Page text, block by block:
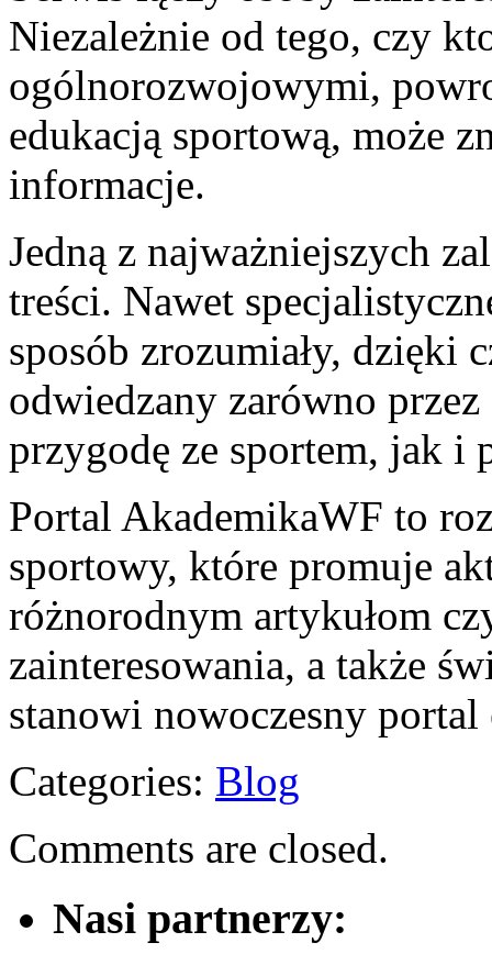
Niezależnie od tego, czy
ogólnorozwojowymi,
edukacją sportową, może
informacje.
Jedną z najważniejszych
treści. Nawet
sposób zrozumiały, dzięki
odwiedzany zarówno
przygodę ze sportem, jak i
Portal AkademikaWF to
sportowy, które promuje
różnorodnym artykułom
zainteresowania, a także
stanowi nowoczesny
Categories: Blog
Comments are closed.
Nasi partnerzy: